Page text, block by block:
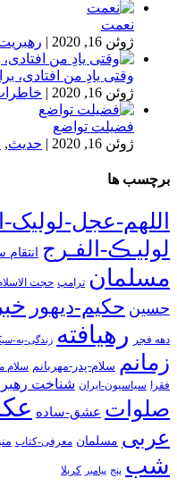
نعمت
ژوئن 16, 2020
|
وقتی یادِ من افتادی،
ژوئن 16, 2020
|
فضیلت تواضع
ژوئن 16, 2020
| حدیث,
برچسب ها
اللهم-عجل-لولیک-
لولیـڪ-الفـرج
مسلمان ترامپ حجت
حسین حکیم-دیهور خبر
دهه فجر رهیافته زندگی-به-
زمانم سلام-پدر-مهربانم سلام
فقرا سیاسیون-ایران شناخت
صلوات عشق-ساده
عربی مسلمان معرفی-کتاب
شب پنج پیامبر کربلا